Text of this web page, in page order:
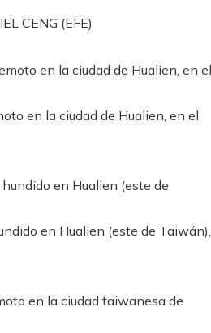
CENG (EFE)
en la ciudad de Hualien, en el
en Hualien (este de Taiwán),